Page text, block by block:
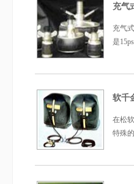
充气
充气
是
软千
在松
特殊